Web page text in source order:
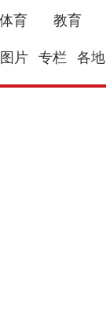
体育 教育
图片 专栏 各地